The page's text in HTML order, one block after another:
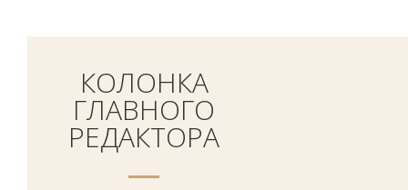
КОЛОНКА
ГЛАВНОГО
РЕДАКТОРА